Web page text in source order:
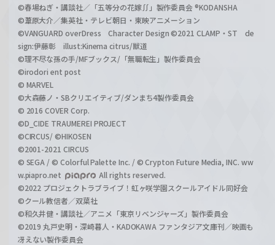
©春場ねぎ・講談社／「五等分の花嫁∬」製作委員会 ®KODANSHA
©葦原大介／集英社・テレビ朝日・東映アニメーション
©VANGUARD overDress Character Design ©2021 CLAMP・ST de
sign:伊藤彰 illust:Kinema citrus/獣道
©理不尽な孫の手/MFブックス/「無職転生」製作委員会
©irodori ent post
© MARVEL
©大森藤ノ・SBクリエイティブ/ダンまち4製作委員会
© 2016 COVER Corp.
©D_CIDE TRAUMEREI PROJECT
©CIRCUS/ ©HIKOSEN
©2001-2021 CIRCUS
© SEGA / © Colorful Palette Inc. / © Crypton Future Media, INC. ww
w.piapro.net
All rights reserved.
©2022 プロジェクトラブライブ！虹ヶ咲学園スクールアイドル同好会
©クール教信者／双葉社
©和久井健・講談社／アニメ「東京リベンジャーズ」製作委員会
©2019 丸戸史明・深崎暮人・KADOKAWA ファンタジア文庫刊／映画も
冴えない製作委員会